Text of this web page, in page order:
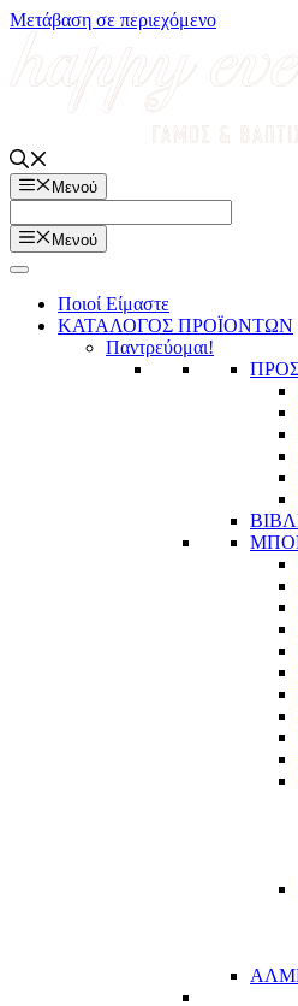
Μετάβαση σε περιεχόμενο
Μενού
Μενού
Ποιοί Είμαστε
ΚΑΤΑΛΟΓΟΣ ΠΡΟΪΟΝΤΩΝ
Παντρεύομαι!